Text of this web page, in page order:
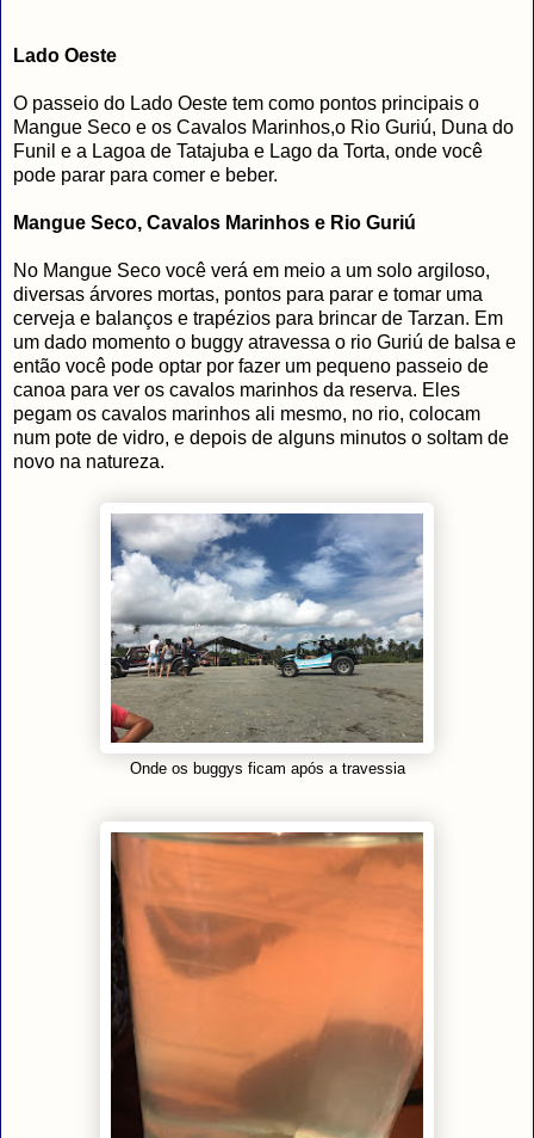
Lado Oeste
O passeio do Lado Oeste tem como pontos principais o
Mangue Seco e os Cavalos Marinhos,o Rio Guriú, Duna do
Funil e a Lagoa de Tatajuba e Lago da Torta, onde você
pode parar para comer e beber.
Mangue Seco, Cavalos Marinhos e Rio Guriú
No Mangue Seco você verá em meio a um solo argiloso,
diversas árvores mortas, pontos para parar e tomar uma
cerveja e balanços e trapézios para brincar de Tarzan. Em
um dado momento o buggy atravessa o rio Guriú de balsa e
então você pode optar por fazer um pequeno passeio de
canoa para ver os cavalos marinhos da reserva. Eles
pegam os cavalos marinhos ali mesmo, no rio, colocam
num pote de vidro, e depois de alguns minutos o soltam de
novo na natureza.
Onde os buggys ficam após a travessia